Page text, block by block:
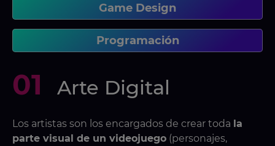
Game Design
Programación
01 Arte Digital
Los artistas son los encargados de crear toda la
parte visual de un videojuego (personajes,